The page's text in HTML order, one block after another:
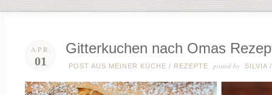
APR.
01
Gitterkuchen nach Omas
POST AUS MEINER KÜCHE / REZEPTE posted by SILVIA